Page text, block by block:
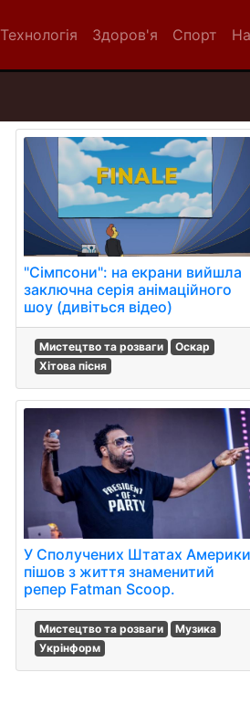
Технологія Здоров'я Спорт
"Сімпсони": на екрани вийшла
заключна серія анімаційного
шоу (дивіться відео)
Мистецтво та розваги
Оскар
Хітова пісня
У Сполучених Штатах Америки
пішов з життя знаменитий
репер Fatman Scoop.
Мистецтво та розваги
Музика
Укрінформ